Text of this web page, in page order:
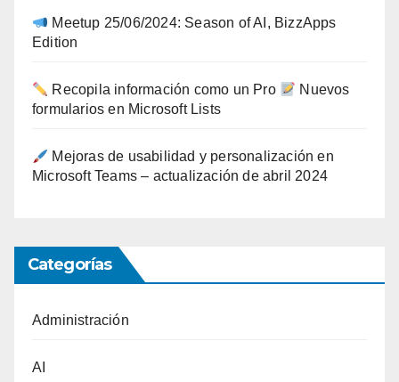
Meetup 25/06/2024: Season of AI, BizzApps
Edition
Recopila información como un Pro
Nuevos
formularios en Microsoft Lists
Mejoras de usabilidad y personalización en
Microsoft Teams – actualización de abril 2024
Categorías
Administración
AI